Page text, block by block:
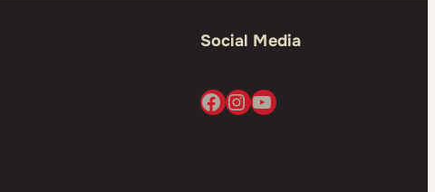
Social Media
Facebook
Instagram
YouTube